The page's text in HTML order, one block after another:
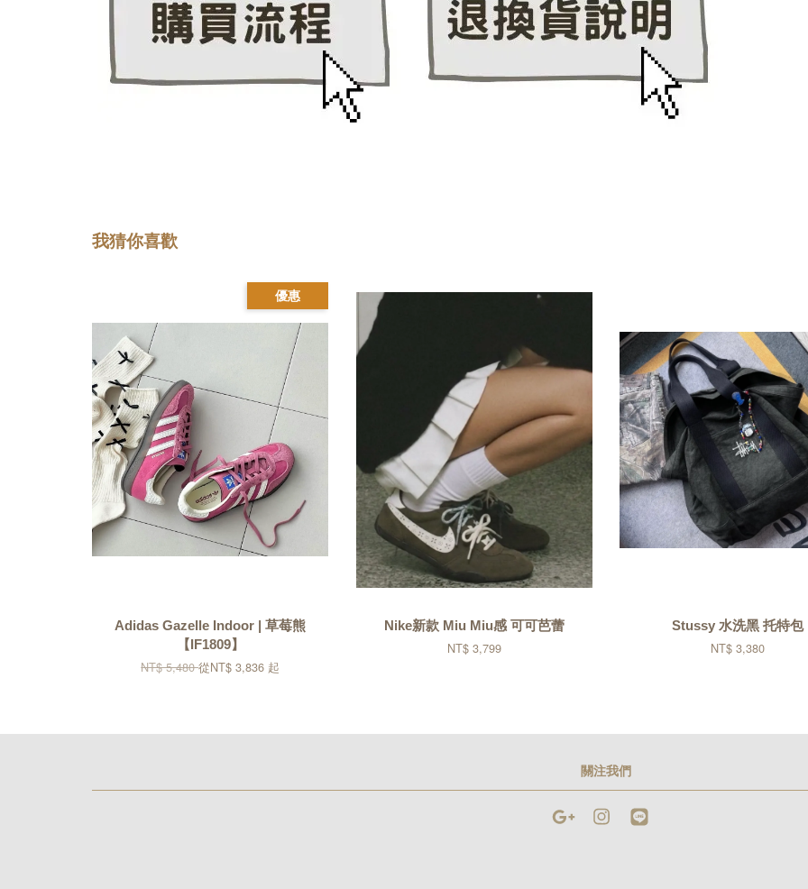
我猜你喜歡
優惠
Adidas Gazelle Indoor | 草莓熊
【IF1809】
NT$ 5,480從NT$ 3,836 起
Nike新款 Miu Miu感 可可芭蕾
NT$ 3,799
Stussy 水洗黑 托特包
NT$ 3,380
關注我們
Google Instagram